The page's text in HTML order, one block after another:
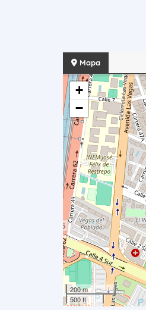
Mapa
+
−
200 m
500 ft